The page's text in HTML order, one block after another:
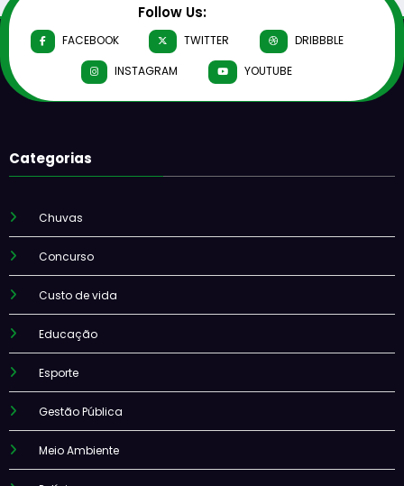
Follow Us:
FACEBOOK TWITTER
DRIBBBLE
INSTAGRAM
YOUTUBE
Categorias
Chuvas
Concurso
Custo de vida
Educação
Esporte
Gestão Pública
Meio Ambiente